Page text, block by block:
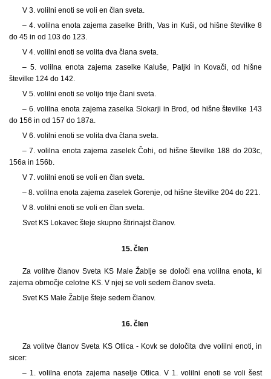
V 3. volilni enoti se voli en član sveta.
– 4. volilna enota zajema zaselke Brith, Vas in Kuši, od hišne številke 8
do 45 in od 103 do 123.
V 4. volilni enoti se volita dva člana sveta.
– 5. volilna enota zajema zaselke Kaluše, Paljki in Kovači, od hišne
številke 124 do 142.
V 5. volilni enoti se volijo trije člani sveta.
– 6. volilna enota zajema zaselka Slokarji in Brod, od hišne številke 143
do 156 in od 157 do 187a.
V 6. volilni enoti se volita dva člana sveta.
– 7. volilna enota zajema zaselek Čohi, od hišne številke 188 do 203c,
156a in 156b.
V 7. volilni enoti se voli en član sveta.
– 8. volilna enota zajema zaselek Gorenje, od hišne številke 204 do 221.
V 8. volilni enoti se voli en član sveta.
Svet KS Lokavec šteje skupno štirinajst članov.
15. člen
Za volitve članov Sveta KS Male Žablje se določi ena volilna enota, ki
zajema območje celotne KS. V njej se voli sedem članov sveta.
Svet KS Male Žablje šteje sedem članov.
16. člen
Za volitve članov Sveta KS Otlica - Kovk se določita dve volilni enoti, in
sicer:
– 1. volilna enota zajema naselje Otlica. V 1. volilni enoti se voli šest